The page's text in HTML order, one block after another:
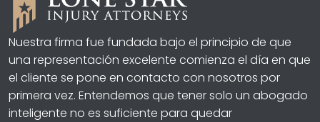
Nuestra firma fue fundada bajo el principio de que
una representación excelente comienza el día en que
el cliente se pone en contacto con nosotros por
primera vez. Entendemos que tener solo un abogado
inteligente no es suficiente para quedar